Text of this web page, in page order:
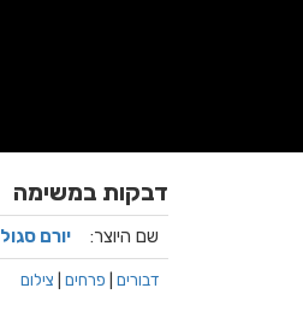
דבקות במשימה
שם היוצר: יורם סגול
דבורים פרחים צילום